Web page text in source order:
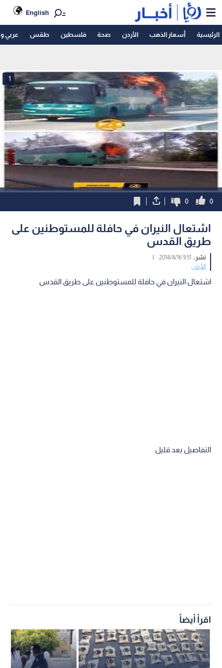
English
الرئيسية أسعار الذهب الأردن صحة فلسطين طقس عربي
1
0
0
اشتعال النيران في حافلة للمستوطنين على
طريق القدس
نشر : 9:51 2014/4/16
|
الأردن
اشتعال النيران في حافلة للمستوطنين على طريق القدس
التفاصيل بعد قليل
اقرأ أيضاً